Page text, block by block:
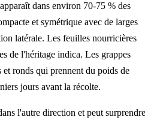
dans environ 70-75 % des
et symétrique avec de larges
latérale. Les feuilles nourricières
de l'héritage indica. Les grappes
et ronds qui prennent du poids de
jours avant la récolte.
l'autre direction et peut surprendre